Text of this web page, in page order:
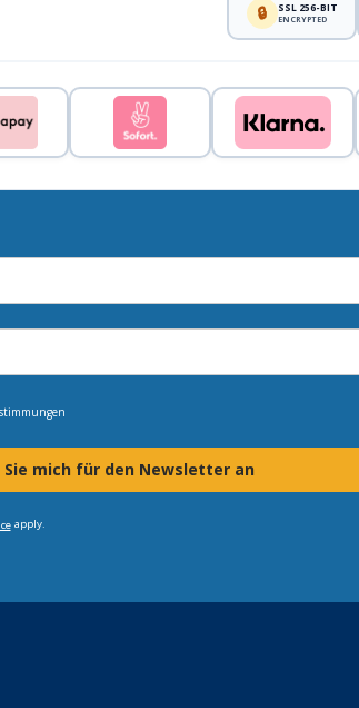
🔒 SSL 256-BIT
ENCRYPTED
Sie mich für den Newsletter an
apply.